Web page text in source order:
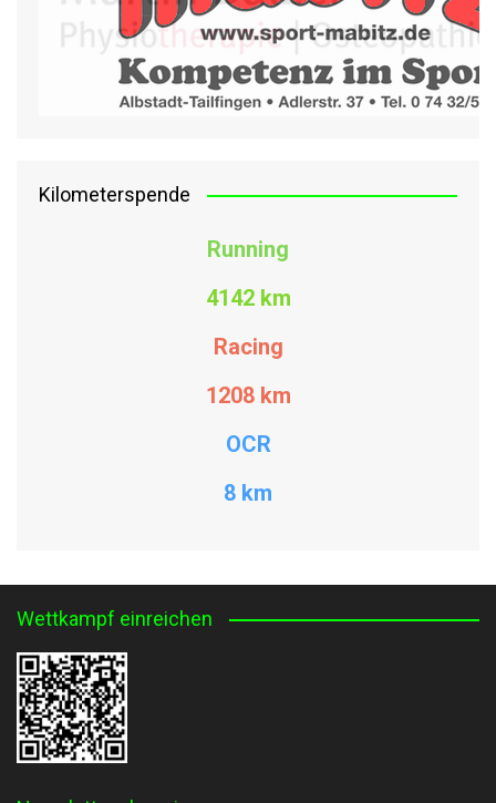
Kilometerspende
Running
4142 km
Racing
1208 km
OCR
8 km
Wettkampf einreichen